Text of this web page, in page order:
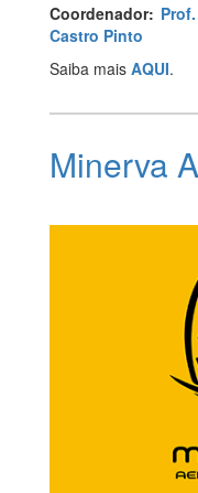
Coordenador:
Castro Pinto
Saiba mais AQUI.
Minerva